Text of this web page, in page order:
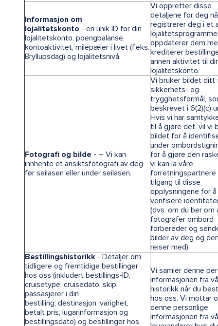
Informasjon om
lojalitetskonto - en unik ID for din
lojalitetskonto, poengbalanse,
kontoaktivitet, milepæler i livet (f.eks.
Bryllupsdag) og lojalitetsnivå.
Vi oppretter disse
detaljene for deg
registrerer deg i et
oppdaterer dem
krediterer
annen aktivitet til
lojalitetskonto.
Fotografi og bilde - – Vi kan
innhente et ansiktsfotografi av deg
før seilasen eller under seilasen.
Vi bruker bildet ditt
sikkerhets- og
trygghetsformål,
beskrevet i 6(2)(c)
Hvis vi har
til å gjøre det, vil vi
bildet for å
under
for å gjøre den
vi kan la våre
forretningspartnere
tilgang til disse
opplysningene for å
verifisere
(dvs. om du ber om
fotografer ombord
forbereder og
bilder av deg og
reiser med).
Bestillingshistorikk - Detaljer om
tidligere og fremtidige bestillinger
hos oss (inkludert bestillings-ID,
cruisetype, cruisedato, skip,
passasjerer i din
bestilling, destinasjon, varighet,
betalt pris, lugarinformasjon og
bestillingsdato) og bestillinger hos
Vi samler denne
informasjonen fra
historikk når du
hos oss. Vi mottar
denne personlige
informasjonen fra